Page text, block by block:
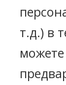
т.д.) в